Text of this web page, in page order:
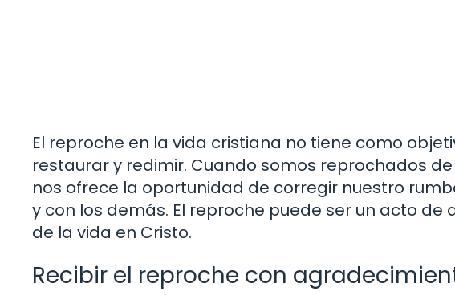
El reproche en la vida cristiana no tiene como
restaurar y redimir. Cuando somos reprochados
nos ofrece la oportunidad de corregir nuestro
y con los demás. El reproche puede ser un acto
de la vida en Cristo.
Recibir el reproche con